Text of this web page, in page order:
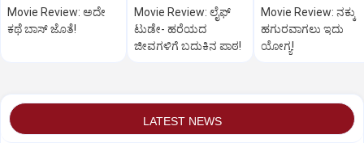
Movie Review: ಅದೇ
ಕಥೆ ಬಾಸ್‌ ಜೊತೆ!
Movie Review: ಲೈಫ್‌
ಟುಡೇ- ಹರೆಯದ
ಜೀವಗಳಿಗೆ ಬದುಕಿನ ಪಾಠ!
Movie Review: ನಕ್ಕು
ಹಗುರವಾಗಲು ಇದು
ಯೋಗ್ಯ!
LATEST NEWS